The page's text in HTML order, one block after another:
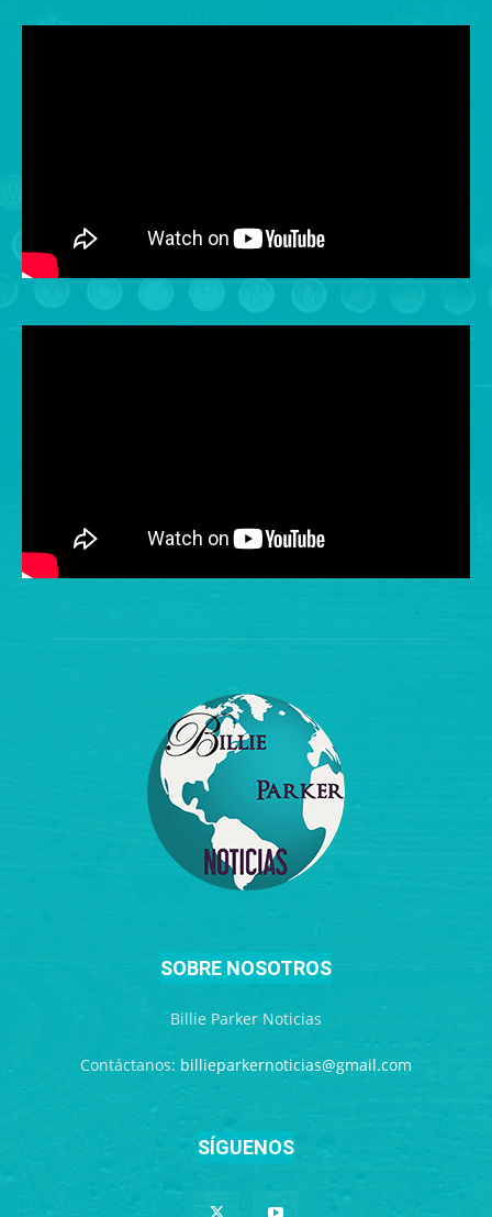
SOBRE NOSOTROS
Billie Parker Noticias
Contáctanos: billieparkernoticias@gmail.com
SÍGUENOS